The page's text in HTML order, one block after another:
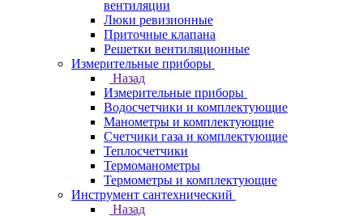
вентиляции
Люки ревизионные
Приточные клапана
Решетки вентиляционные
Измерительные приборы
Назад
Измерительные приборы
Водосчетчики и комплектующие
Манометры и комплектующие
Счетчики газа и комплектующие
Теплосчетчики
Термоманометры
Термометры и комплектующие
Инструмент сантехнический
Назад